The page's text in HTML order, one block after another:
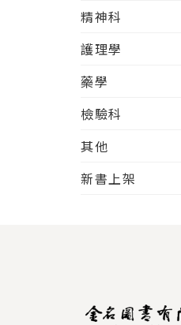
精神科
護理學
藥學
檢驗科
其他
新書上架